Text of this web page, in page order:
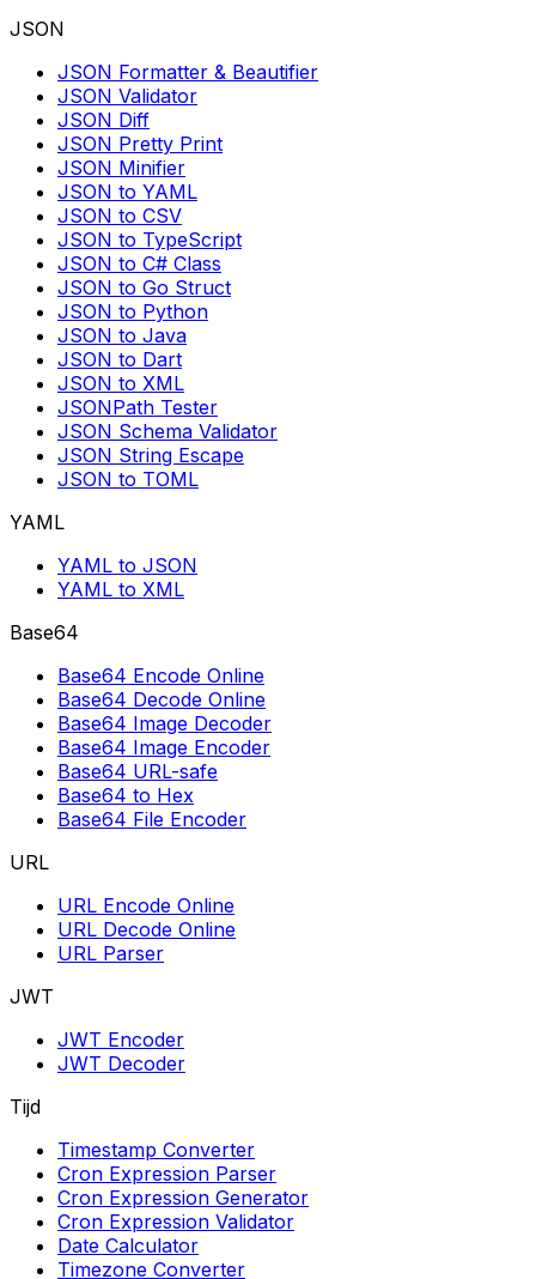
JSON
JSON Formatter & Beautifier
JSON Validator
JSON Diff
JSON Pretty Print
JSON Minifier
JSON to YAML
JSON to CSV
JSON to TypeScript
JSON to C# Class
JSON to Go Struct
JSON to Python
JSON to Java
JSON to Dart
JSON to XML
JSONPath Tester
JSON Schema Validator
JSON String Escape
JSON to TOML
YAML
YAML to JSON
YAML to XML
Base64
Base64 Encode Online
Base64 Decode Online
Base64 Image Decoder
Base64 Image Encoder
Base64 URL-safe
Base64 to Hex
Base64 File Encoder
URL
URL Encode Online
URL Decode Online
URL Parser
JWT
JWT Encoder
JWT Decoder
Tijd
Timestamp Converter
Cron Expression Parser
Cron Expression Generator
Cron Expression Validator
Date Calculator
Timezone Converter